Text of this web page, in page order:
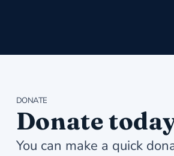
DONATE
Donate
You can make a quick